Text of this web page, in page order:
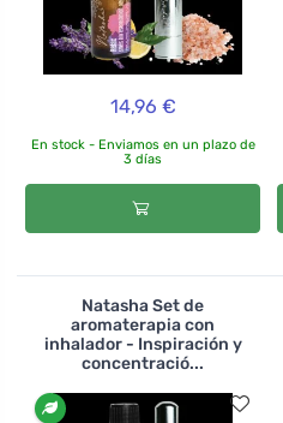
14,96 €
En stock - Enviamos en un plazo de
3 días
Natasha Set de
aromaterapia con
inhalador - Inspiración y
concentració...